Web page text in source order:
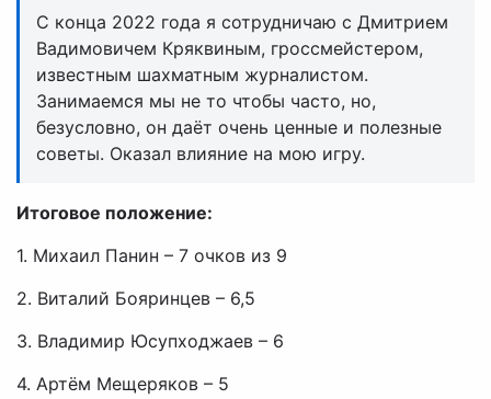
С конца 2022 года я сотрудничаю с Дмитрием
Вадимовичем Кряквиным, гроссмейстером,
известным шахматным журналистом.
Занимаемся мы не то чтобы часто, но,
безусловно, он даёт очень ценные и полезные
советы. Оказал влияние на мою игру.
Итоговое положение:
1. Михаил Панин – 7 очков из 9
2. Виталий Бояринцев – 6,5
3. Владимир Юсупходжаев – 6
4. Артём Мещеряков – 5